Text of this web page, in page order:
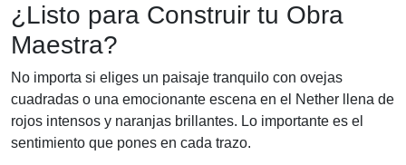
¿Listo para Construir tu Obra
Maestra?
No importa si eliges un paisaje tranquilo con ovejas
cuadradas o una emocionante escena en el Nether llena de
rojos intensos y naranjas brillantes. Lo importante es el
sentimiento que pones en cada trazo.